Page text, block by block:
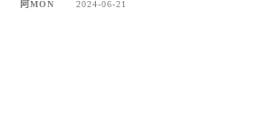
阿MON 2024-06-21